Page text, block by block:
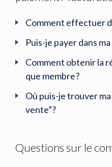
Comment effectuer
Puis-je payer dans
Comment obtenir la
que membre?
Où puis-je trouver ma
vente”?
Questions sur le